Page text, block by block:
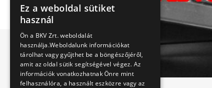
Ez a weboldal sütiket
használ
Ön a BKV Zrt. weboldalát
használja.Weboldalunk információkat
tárolhat vagy gyűjthet be a böngészőjéről,
amit az oldal sütik segítségével végez. Az
információk vonatkozhatnak Önre mint
felhasználóra, a használt eszközre vagy az